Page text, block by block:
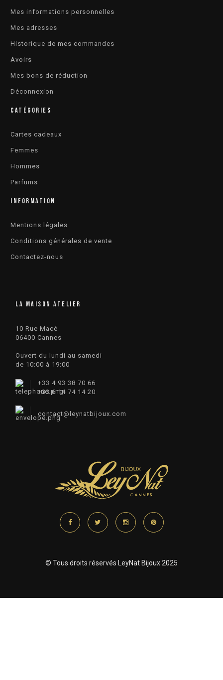
Mes informations personnelles
Mes adresses
Historique de mes commandes
Avoirs
Mes bons de réduction
Déconnexion
CATÉGORIES
Cartes cadeaux
Femmes
Hommes
Parfums
INFORMATION
Mentions légales
Conditions générales de vente
Contactez-nous
LA MAISON ATELIER
10 Rue Macé
06400 Cannes
Ouvert du lundi au samedi
de 10:00 à 19:00
+33 4 93 38 70 66
+33 6 14 74 14 20​
contact@ leynatbijoux.com
© Tous droits réservés LeyNat Bijoux 2025